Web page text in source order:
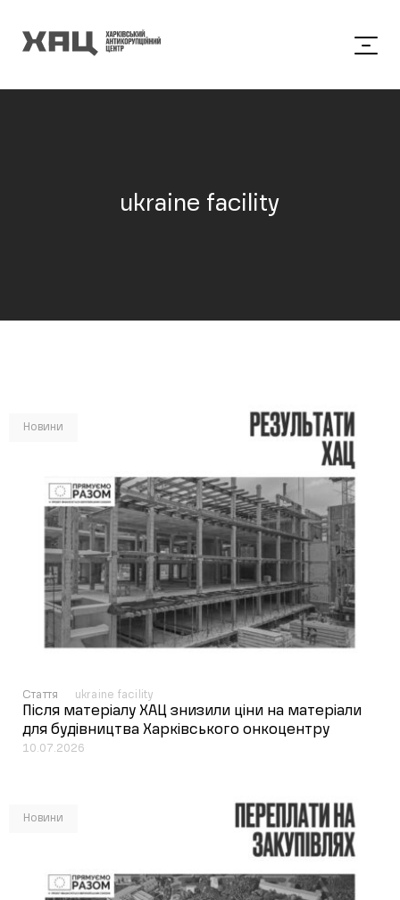
ukraine facility
Новини
Стаття ukraine facility
Після матеріалу ХАЦ знизили ціни на матеріали
для будівництва Харківського онкоцентру
10.07.2026
Новини